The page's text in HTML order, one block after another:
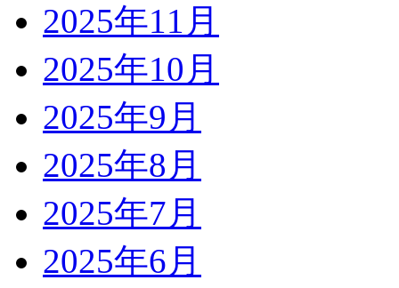
2025年11月
2025年10月
2025年9月
2025年8月
2025年7月
2025年6月